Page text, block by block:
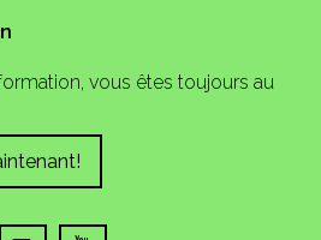
vous êtes toujours au